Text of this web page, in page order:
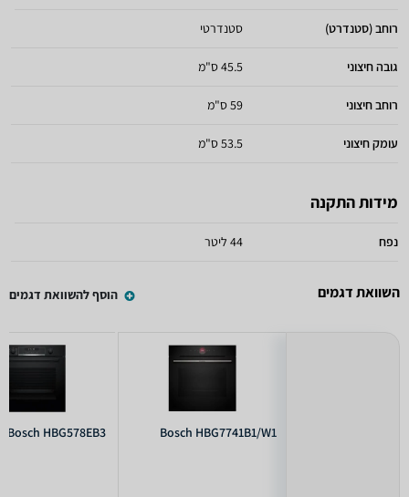
רוחב (סטנדרט) סטנדרטי
גובה חיצוני 45.5 ס"מ
רוחב חיצוני 59 ס"מ
עומק חיצוני 53.5 ס"מ
מידות התקנה
נפח 44 ליטר
השוואת דגמים הוסף להשוואת דגמים
Bosch HBG7741B1/W1
Bosch HBG578EB3